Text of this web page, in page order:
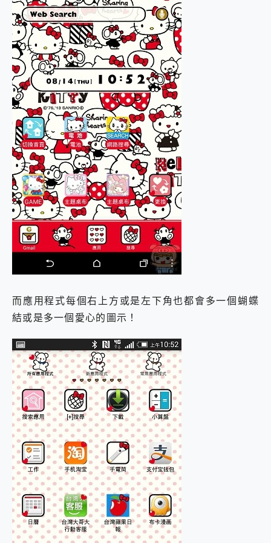
而應用程式每個右上方或是左下角也都會多一個蝴蝶
結或是多一個愛心的圖示！